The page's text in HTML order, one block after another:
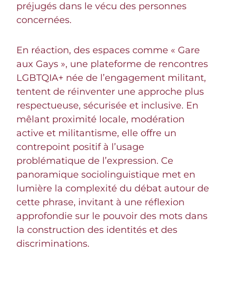
préjugés dans le vécu des personnes
concernées.
En réaction, des espaces comme « Gare
aux Gays », une plateforme de rencontres
LGBTQIA+ née de l’engagement militant,
tentent de réinventer une approche plus
respectueuse, sécurisée et inclusive. En
mêlant proximité locale, modération
active et militantisme, elle offre un
contrepoint positif à l’usage
problématique de l’expression. Ce
panoramique sociolinguistique met en
lumière la complexité du débat autour de
cette phrase, invitant à une réflexion
approfondie sur le pouvoir des mots dans
la construction des identités et des
discriminations.